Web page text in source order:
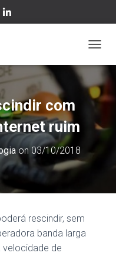
com
ruim
on 03/10/2018
rescindir, sem
banda larga
velocidade de